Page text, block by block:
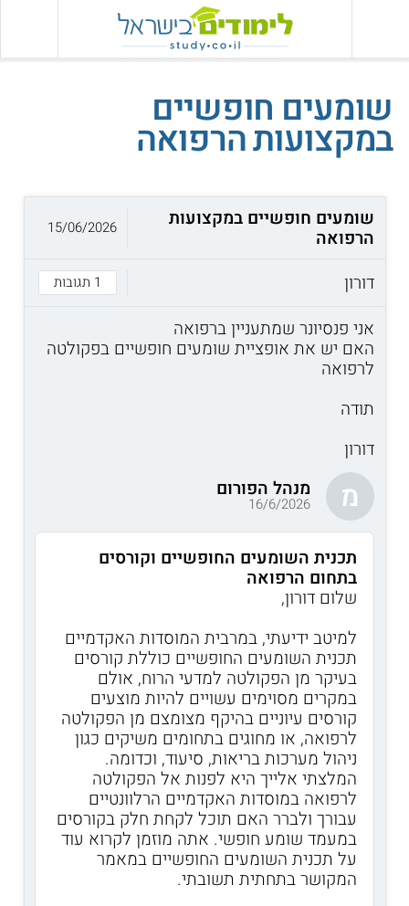
שומעים חופשיים
במקצועות הרפואה
שומעים חופשיים במקצועות
הרפואה
דורון
1 תגובות
15/06/2026
אני פנסיונר שמתעניין ברפואה
האם יש את אופציית שומעים חופשיים בפקולטה
לרפואה
תודה
דורון
מ מנהל הפורום
16/6/2026
תכנית השומעים החופשיים וקורסים
בתחום הרפואה
שלום דורון,
למיטב ידיעתי, במרבית המוסדות האקדמיים
תכנית השומעים החופשיים כוללת קורסים
בעיקר מן הפקולטה למדעי הרוח, אולם
במקרים מסוימים עשויים להיות מוצעים
קורסים עיוניים בהיקף מצומצם מן הפקולטה
לרפואה, או מחוגים בתחומים משיקים כגון
ניהול מערכות בריאות, סיעוד, וכדומה.
המלצתי אלייך היא לפנות אל הפקולטה
לרפואה במוסדות האקדמיים הרלוונטיים
עבורך ולברר האם תוכל לקחת חלק בקורסים
במעמד שומע חופשי. אתה מוזמן לקרוא עוד
על תכנית השומעים החופשיים במאמר
המקושר בתחתית תשובתי.